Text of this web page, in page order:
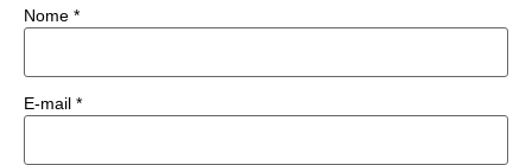
Nome *
E-mail *